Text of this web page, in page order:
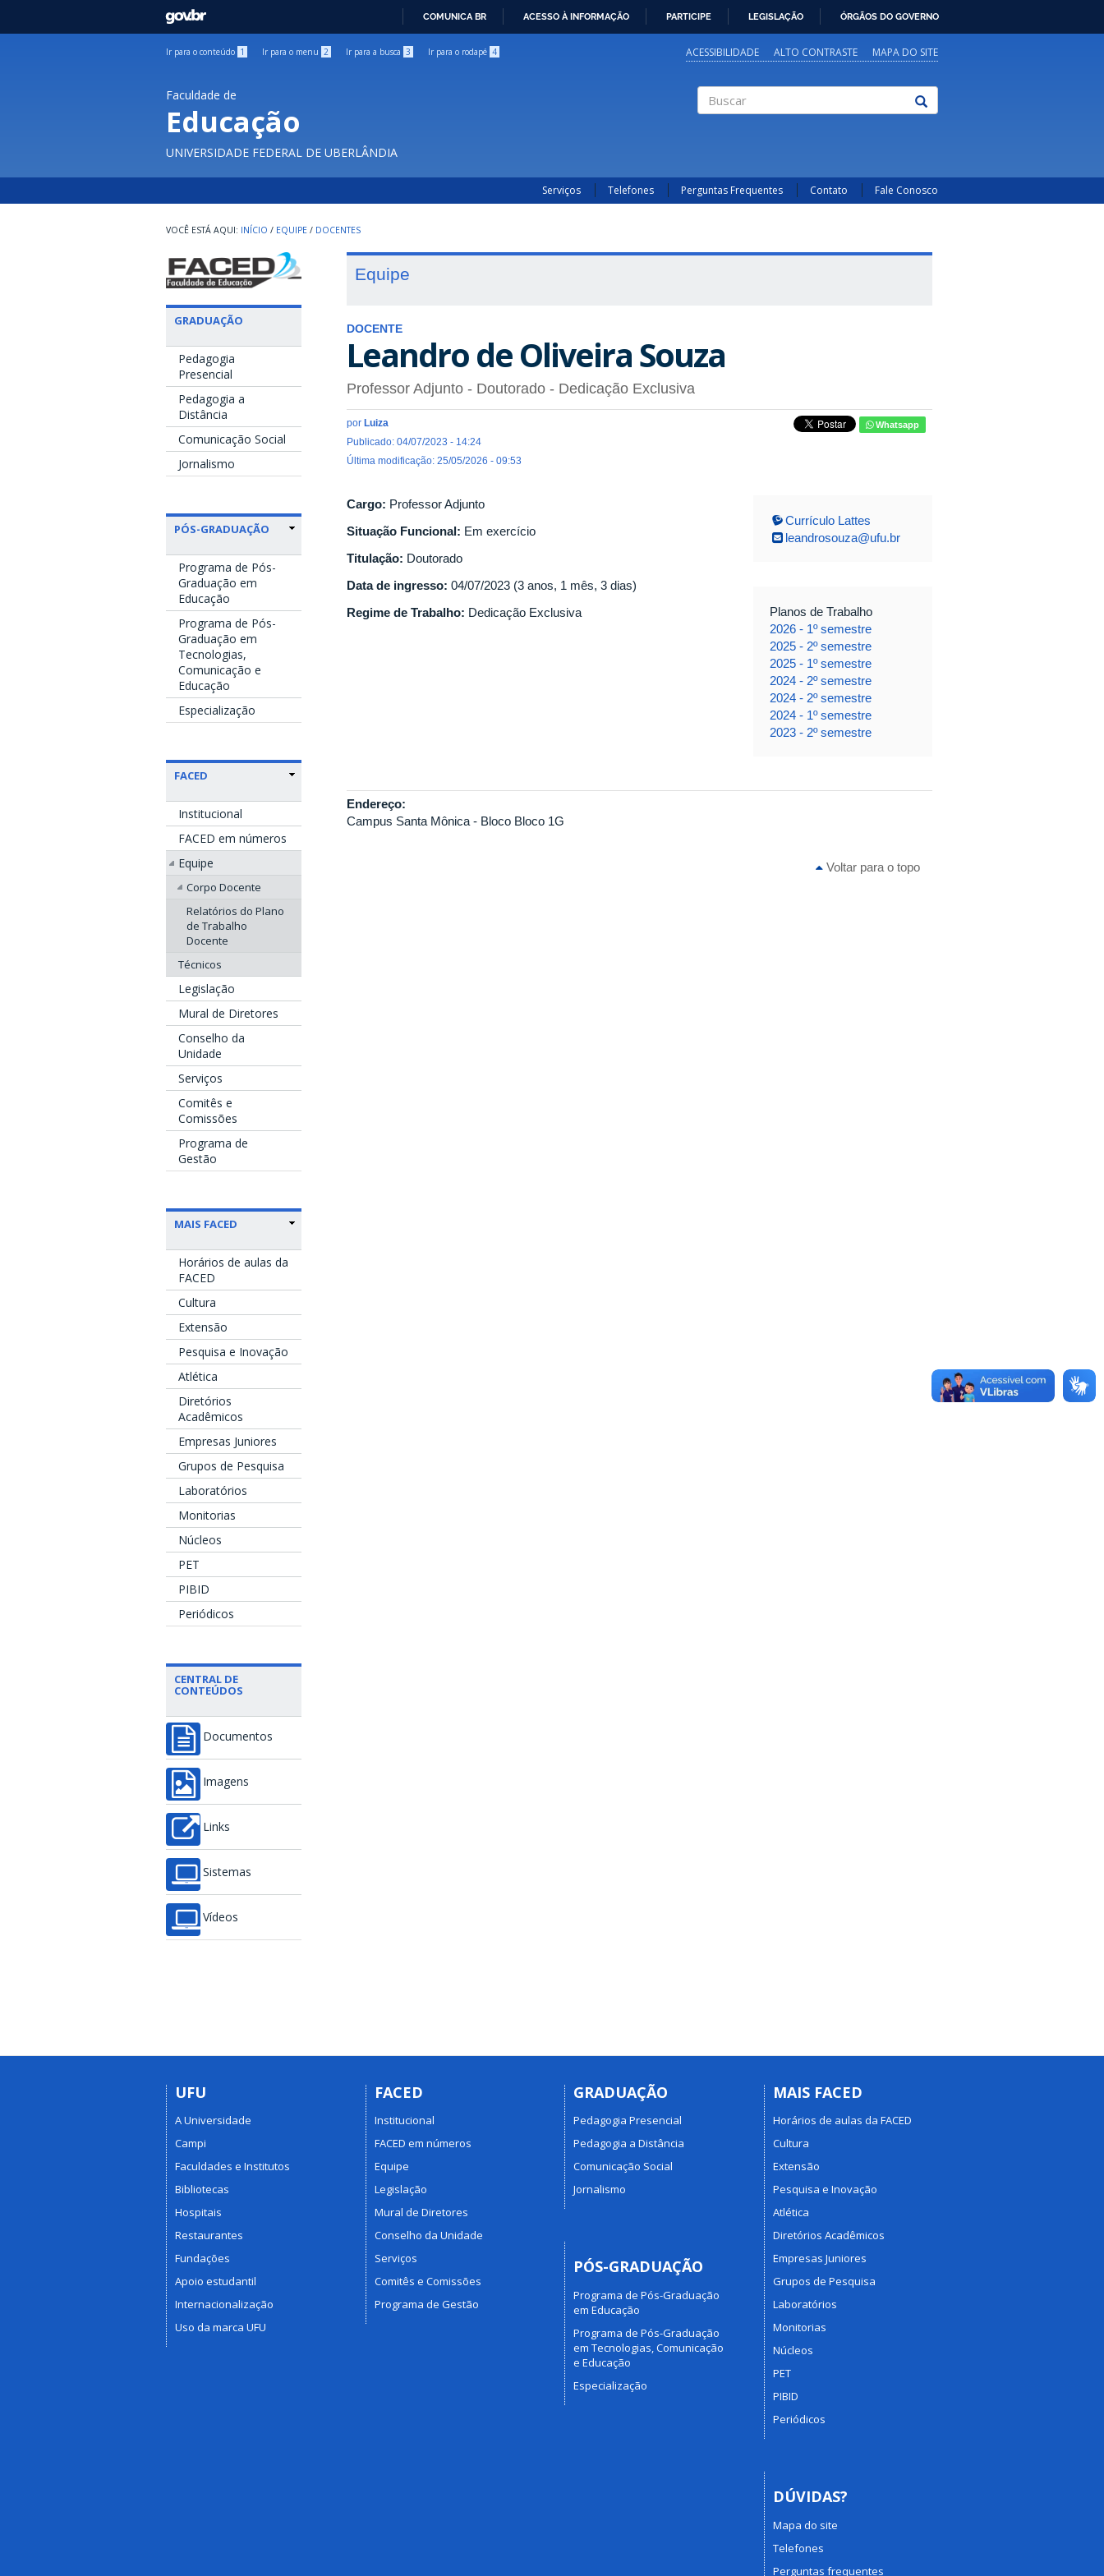
GOVBR
COMUNICA BR ACESSO À INFORMAÇÃO PARTICIPE LEGISLAÇÃO ÓRGÃOS DO GOVERNO
Ir para o conteúdo 1 Ir para o menu 2 Ir para a busca 3 Ir para o rodapé 4 ACESSIBILIDADE ALTO CONTRASTE MAPA DO SITE
Faculdade de
Educação
UNIVERSIDADE FEDERAL DE UBERLÂNDIA
Serviços Telefones Perguntas Frequentes Contato Fale Conosco
INÍCIO / EQUIPE / DOCENTES
GRADUAÇÃO
Pedagogia
Presencial
Pedagogia a
Distância
Comunicação Social
Jornalismo
PÓS-GRADUAÇÃO
Programa de Pós-
Graduação em
Educação
Programa de Pós-
Graduação em
Tecnologias,
Comunicação e
Educação
Especialização
FACED
Institucional
FACED em números
Equipe
Corpo Docente
Relatórios do Plano
de Trabalho
Docente
Técnicos
Legislação
Mural de Diretores
Conselho da
Unidade
Serviços
Comitês e
Comissões
Programa de
Gestão
MAIS FACED
Horários de aulas da
FACED
Cultura
Extensão
Pesquisa e Inovação
Atlética
Diretórios
Acadêmicos
Empresas Juniores
Grupos de Pesquisa
Laboratórios
Monitorias
Núcleos
PET
PIBID
Periódicos
CENTRAL DE
CONTEÚDOS
Documentos
Imagens
Links
Sistemas
Vídeos
Equipe
DOCENTE
Leandro de Oliveira Souza
Professor Adjunto - Doutorado - Dedicação Exclusiva
por Luiza
Publicado: 04/07/2023 - 14:24
Última modificação: 25/05/2026 - 09:53
Whatsapp
Cargo: Professor Adjunto
Situação Funcional: Em exercício
Titulação: Doutorado
Data de ingresso: 04/07/2023 (3 anos, 1 mês, 3 dias)
Regime de Trabalho: Dedicação Exclusiva
Currículo Lattes
leandrosouza@ufu.br
Planos de Trabalho
2026 - 1º semestre
2025 - 2º semestre
2025 - 1º semestre
2024 - 2º semestre
2024 - 2º semestre
2024 - 1º semestre
2023 - 2º semestre
Endereço:
Campus Santa Mônica - Bloco Bloco 1G
Voltar para o topo
UFU
A Universidade
Campi
Faculdades e Institutos
Bibliotecas
Hospitais
Restaurantes
Fundações
Apoio estudantil
Internacionalização
Uso da marca UFU
FACED
Institucional
FACED em números
Equipe
Legislação
Mural de Diretores
Conselho da Unidade
Serviços
Comitês e Comissões
Programa de Gestão
GRADUAÇÃO
Pedagogia Presencial
Pedagogia a Distância
Comunicação Social
Jornalismo
PÓS-GRADUAÇÃO
Programa de Pós-Graduação
em Educação
Programa de Pós-Graduação
em Tecnologias, Comunicação
e Educação
Especialização
MAIS FACED
Horários de aulas da FACED
Cultura
Extensão
Pesquisa e Inovação
Atlética
Diretórios Acadêmicos
Empresas Juniores
Grupos de Pesquisa
Laboratórios
Monitorias
Núcleos
PET
PIBID
Periódicos
DÚVIDAS?
Mapa do site
Telefones
Perguntas frequentes